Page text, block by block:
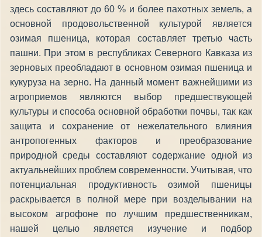
здесь составляют до 60 % и более пахотных земель, а
основной продовольственной культурой является
озимая пшеница, которая составляет третью часть
пашни. При этом в республиках Северного Кавказа из
зерновых преобладают в основном озимая пшеница и
кукуруза на зерно. На данный момент важнейшими из
агроприемов являются выбор предшествующей
культуры и способа основной обработки почвы, так как
защита и сохранение от нежелательного влияния
антропогенных факторов и преобразование
природной среды составляют содержание одной из
актуальнейших проблем современности. Учитывая, что
потенциальная продуктивность озимой пшеницы
раскрывается в полной мере при возделывании на
высоком агрофоне по лучшим предшественникам,
нашей целью является изучение и подбор